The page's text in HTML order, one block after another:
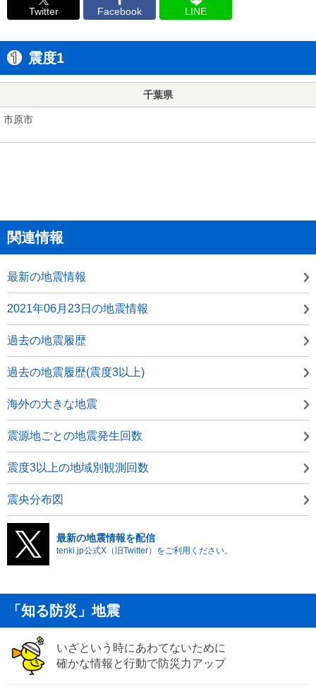
Twitter Facebook LINE
震度1
千葉県
市原市
関連情報
最新の地震情報
2021年06月23日の地震情報
過去の地震履歴
過去の地震履歴(震度3以上)
海外の大きな地震
震源地ごとの地震発生回数
震度3以上の地域別観測回数
震央分布図
最新の地震情報を配信
tenki.jp公式X（旧Twitter）をご利用ください。
「知る防災」地震
いざという時にあわてないために
確かな情報と行動で防災力アップ